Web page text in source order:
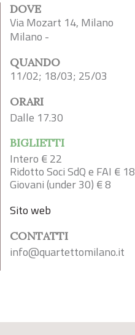
DOVE
Via Mozart 14, Milano
Milano -
QUANDO
11/02; 18/03; 25/03
ORARI
Dalle 17.30
BIGLIETTI
Intero € 22
Ridotto Soci SdQ e FAI € 18
Giovani (under 30) € 8
Sito web
CONTATTI
info@quartettomilano.it